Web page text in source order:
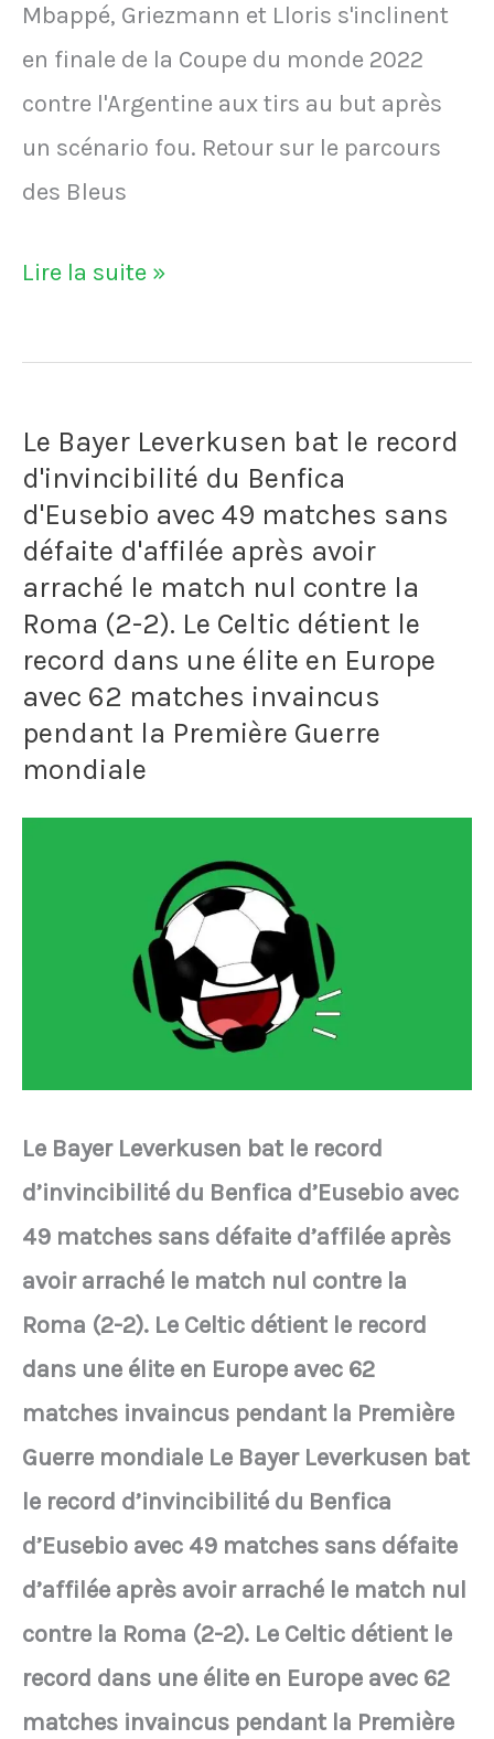
Mbappé, Griezmann et Lloris s'inclinent
en finale de la Coupe du monde 2022
contre l'Argentine aux tirs au but après
un scénario fou. Retour sur le parcours
des Bleus
VIDÉO
Mondial
les
anecdotes
sur
le
parcours
des
Bleus
jusqu’à
Lire la suite »
Le Bayer Leverkusen bat le record
d'invincibilité du Benfica
d'Eusebio avec 49 matches sans
défaite d'affilée après avoir
arraché le match nul contre la
Roma (2-2). Le Celtic détient le
record dans une élite en Europe
avec 62 matches invaincus
pendant la Première Guerre
mondiale
Le Bayer Leverkusen bat le record
d’invincibilité du Benfica d’Eusebio avec
49 matches sans défaite d’affilée après
avoir arraché le match nul contre la
Roma (2-2). Le Celtic détient le record
dans une élite en Europe avec 62
matches invaincus pendant la Première
Guerre mondiale Le Bayer Leverkusen bat
le record d’invincibilité du Benfica
d’Eusebio avec 49 matches sans défaite
d’affilée après avoir arraché le match nul
contre la Roma (2-2). Le Celtic détient le
record dans une élite en Europe avec 62
matches invaincus pendant la Première